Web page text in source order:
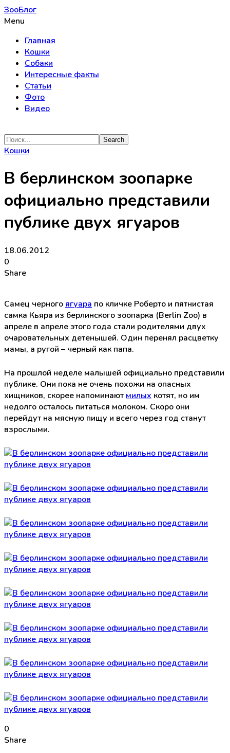
ЗооБлог
Menu
Главная
Кошки
Собаки
Интересные факты
Статьи
Фото
Видео
Кошки
В берлинском зоопарке
официально представили
публике двух ягуаров
18.06.2012
0
Share
Самец черного ягуара по кличке Роберто и пятнистая
самка Кьяра из берлинского зоопарка (Berlin Zoo) в
апреле в апреле этого года стали родителями двух
очаровательных детенышей. Один перенял расцветку
мамы, а ругой – черный как папа.
На прошлой неделе малышей официально представили
публике. Они пока не очень похожи на опасных
хищников, скорее напоминают милых котят, но им
недолго осталось питаться молоком. Скоро они
перейдут на мясную пищу и всего через год станут
взрослыми.
0
Share